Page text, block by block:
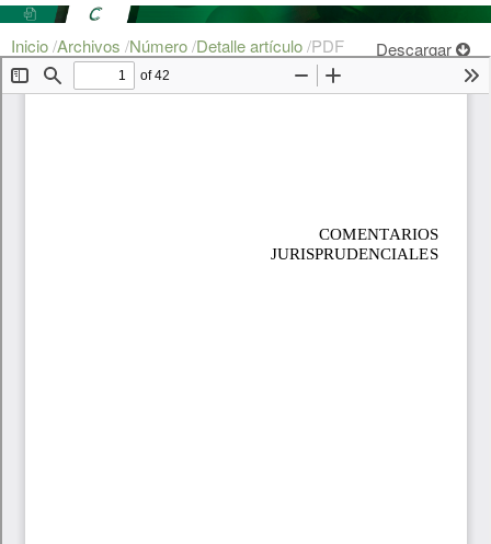
Inicio/Archivos /Número/Detalle artículo/PDF Descargar